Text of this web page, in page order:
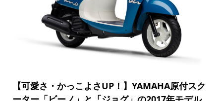
【可愛さ・かっこよさUP！】YAMAHA原付スク